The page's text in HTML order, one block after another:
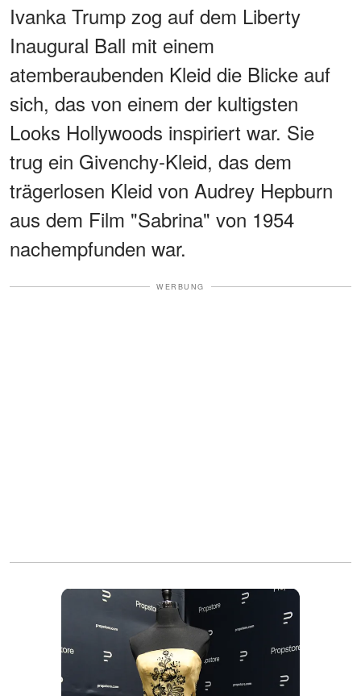
Ivanka Trump zog auf dem Liberty
Inaugural Ball mit einem
atemberaubenden Kleid die Blicke auf
sich, das von einem der kultigsten
Looks Hollywoods inspiriert war. Sie
trug ein Givenchy-Kleid, das dem
trägerlosen Kleid von Audrey Hepburn
aus dem Film "Sabrina" von 1954
nachempfunden war.
WERBUNG